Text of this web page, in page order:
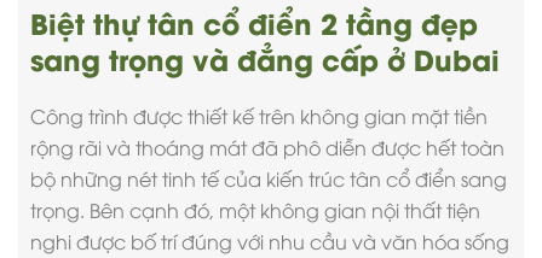
Biệt thự tân cổ điển 2 tầng đẹp
sang trọng và đẳng cấp ở Dubai
Công trình được thiết kế trên không gian mặt tiền
rộng rãi và thoáng mát đã phô diễn được hết toàn
bộ những nét tinh tế của kiến trúc tân cổ điển sang
trọng. Bên cạnh đó, một không gian nội thất tiện
nghi được bố trí đúng với nhu cầu và văn hóa sống